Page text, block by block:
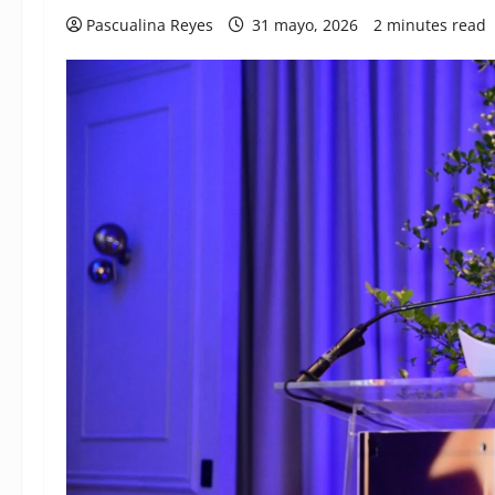
Pascualina Reyes 31 mayo, 2026 2 minutes read